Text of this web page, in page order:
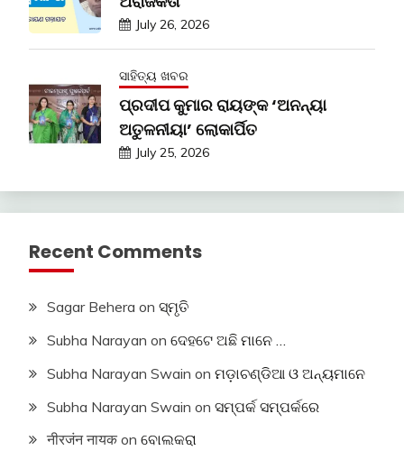
July 26, 2026
ସାହିତ୍ୟ ଖବର
ପ୍ରଦୀପ କୁମାର ରାୟଙ୍କ ‘ଅନନ୍ୟା
ଅତୁଳନୀୟା’ ଲୋକାର୍ପିତ
July 25, 2026
Recent Comments
Sagar Behera on ସ୍ମୃତି
Subha Narayan on ଦେହଟେ ଅଛି ମାନେ …
Subha Narayan Swain on ମଡ଼ାଚଣ୍ଡିଆ ଓ ଅନ୍ୟମାନେ
Subha Narayan Swain on ସମ୍ପର୍କ ସମ୍ପର୍କରେ
नीरजंन नायक on ବୋଲକରା